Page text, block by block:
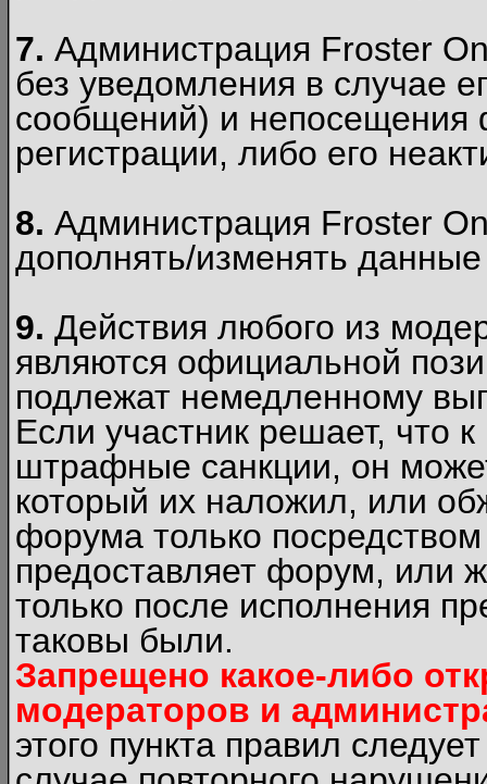
7. Администрация Froster
без уведомления в случае
сообщений) и непосещения
регистрации, либо его
8. Администрация Froster
дополнять/изменять
9. Действия любого из
являются официальной
подлежат немедленному
Если участник решает, что
штрафные санкции, он
который их наложил, или
форума только
предоставляет форум, или
только после исполнения
таковы были.
Запрещено какое-либо
модераторов и
этого пункта правил